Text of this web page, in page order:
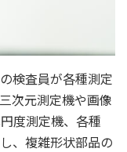
検査員が各種測定
次元測定機や画像
度測定機、各種
、複雑形状部品の